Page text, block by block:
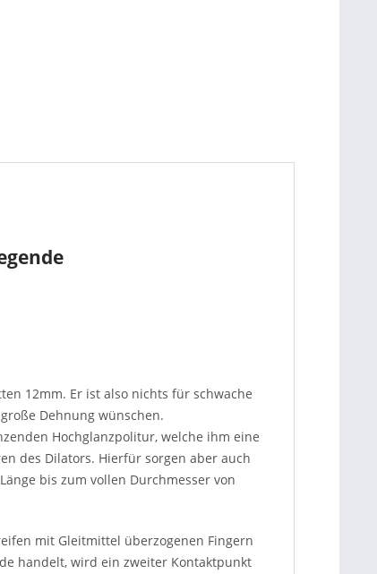
12mm. Er ist also nichts für schwache
Dehnung wünschen.
Hochglanzpolitur, welche ihm eine
des Dilators. Hierfür sorgen aber auch
bis zum vollen Durchmesser von
mit Gleitmittel überzogenen Fingern
handelt, wird ein zweiter Kontaktpunkt